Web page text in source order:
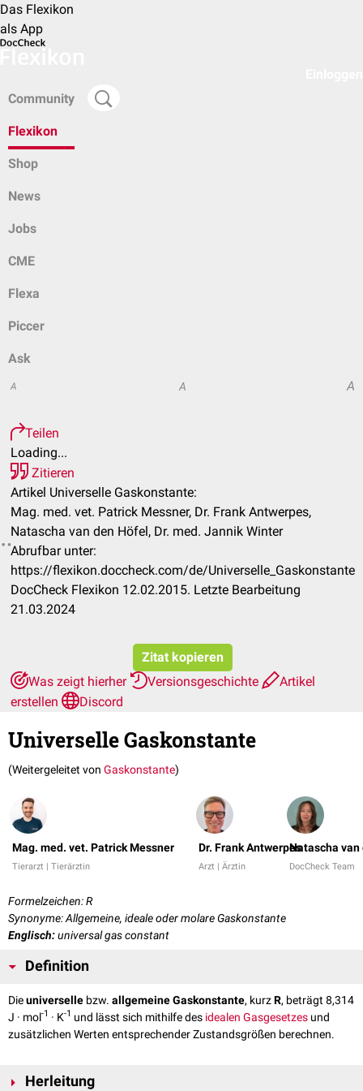
Das Flexikon
als App
Community
Flexikon
Shop
News
Jobs
CME
Flexa
Piccer
Ask
A A A
Teilen
Loading...
Zitieren
Artikel Universelle Gaskonstante:
Mag. med. vet. Patrick Messner, Dr. Frank Antwerpes,
Natascha van den Höfel, Dr. med. Jannik Winter
Abrufbar unter:
https://flexikon.doccheck.com/de/Universelle_Gaskonstante
DocCheck Flexikon 12.02.2015. Letzte Bearbeitung
21.03.2024
Zitat kopieren
Was zeigt hierher
Versionsgeschichte
Artikel
erstellen
Discord
Universelle Gaskonstante
(Weitergeleitet von Gaskonstante)
Mag. med. vet. Patrick Messner
Tierarzt | Tierärztin
Dr. Frank Antwerpes
Arzt | Ärztin
Natascha van
DocCheck Team
Formelzeichen: R
Synonyme: Allgemeine, ideale oder molare Gaskonstante
Englisch:universal gas constant
Definition
Dieuniverselle bzw. allgemeine Gaskonstante, kurzR, beträgt 8,314
J · mol-1 · K-1 und lässt sich mithilfe des idealen Gasgesetzes und
zusätzlichen Werten entsprechender Zustandsgrößen berechnen.
Herleitung